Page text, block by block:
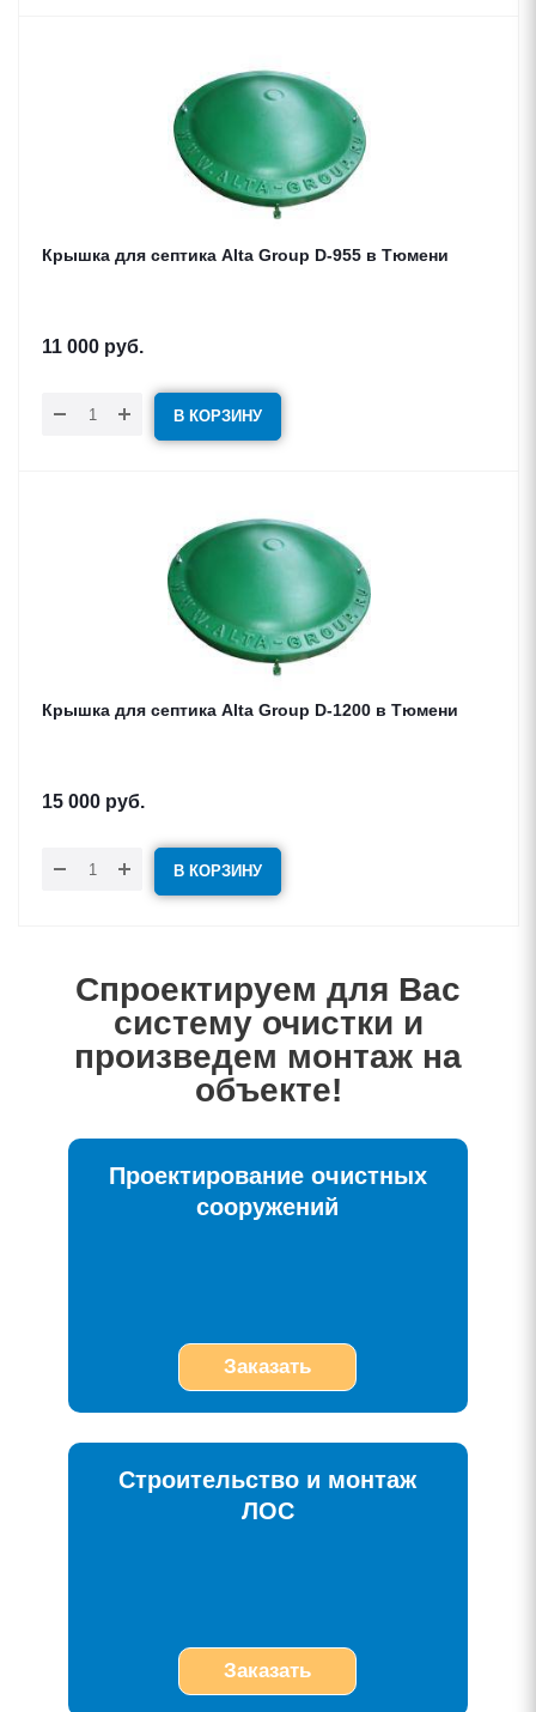
Крышка для септика Alta Group D-955 в Тюмени
11 000 руб.
В КОРЗИНУ
Крышка для септика Alta Group D-1200 в Тюмени
15 000 руб.
В КОРЗИНУ
Спроектируем для Вас
систему очистки и
произведем монтаж на
объекте!
Проектирование очистных
сооружений
Заказать
Строительство и монтаж
ЛОС
Заказать